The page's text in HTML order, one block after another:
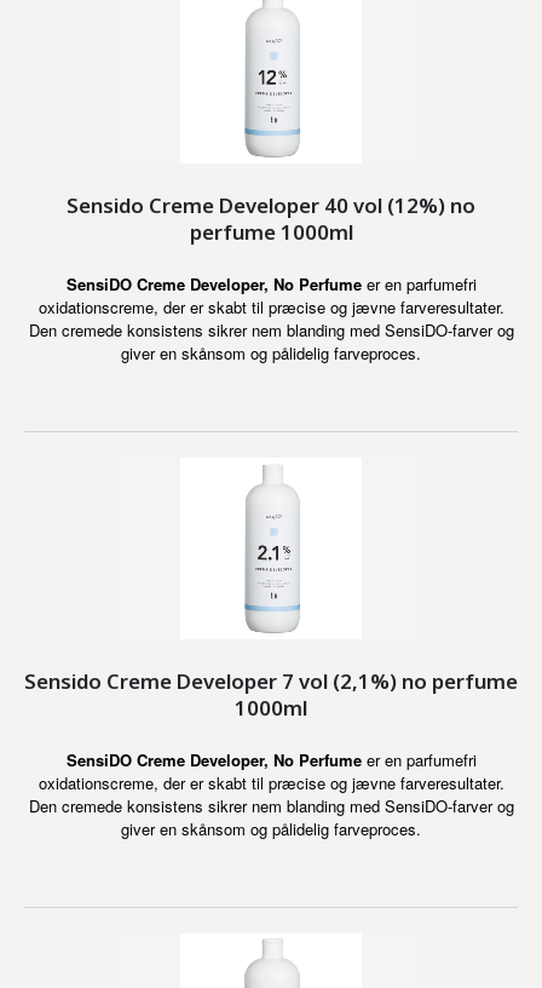
Sensido Creme Developer 40 vol (12%) no
perfume 1000ml
SensiDO Creme Developer, No Perfumeer en parfumefri
oxidationscreme, der er skabt til præcise og jævne farveresultater.
Den cremede konsistens sikrer nem blanding med SensiDO-farver og
giver en skånsom og pålidelig farveproces.
Sensido Creme Developer 7 vol (2,1%) no perfume
1000ml
SensiDO Creme Developer, No Perfumeer en parfumefri
oxidationscreme, der er skabt til præcise og jævne farveresultater.
Den cremede konsistens sikrer nem blanding med SensiDO-farver og
giver en skånsom og pålidelig farveproces.